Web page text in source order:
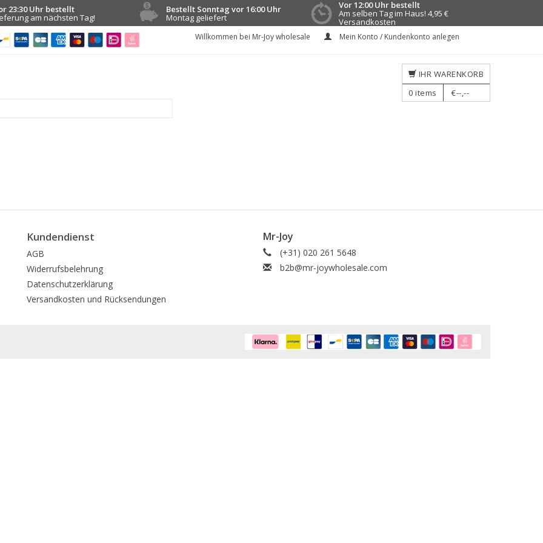
23:30 Uhr bestellt
am nächsten Tag!
Bestellt Sonntag vor 16:00 Uhr
Montag geliefert
Vor 12:00 Uhr bestellt
Am selben Tag im Haus! 4,95 €
Versandkosten
Willkommen bei Mr-Joy wholesale Mein Konto / Kundenkonto anlegen
IHR WARENKORB
0 items €--,--
Kundendienst
AGB
Widerrufsbelehrung
Datenschutzerklärung
Versandkosten und Rücksendungen
Mr-Joy
(+31) 020 261 5648
b2b@mr-joywholesale.com